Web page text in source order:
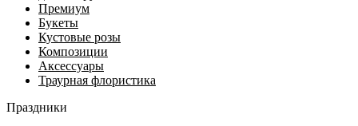
Премиум
Букеты
Кустовые розы
Композиции
Аксессуары
Траурная флористика
Праздники